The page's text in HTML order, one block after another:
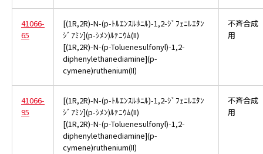
41066-
65
[(1R,2R)-N-(p-ﾄﾙｴﾝｽﾙﾎﾆﾙ)-1,2-ｼﾞﾌｪﾆﾙｴﾀﾝ
ｼﾞｱﾐﾝ](p-ｼﾒﾝ)ﾙﾃﾆｳﾑ(II)
[(1R,2R)-N-(p-Toluenesulfonyl)-1,2-
diphenylethanediamine](p-
cymene)ruthenium(II)
不斉合成
用
41066-
95
[(1R,2R)-N-(p-ﾄﾙｴﾝｽﾙﾎﾆﾙ)-1,2-ｼﾞﾌｪﾆﾙｴﾀﾝ
ｼﾞｱﾐﾝ](p-ｼﾒﾝ)ﾙﾃﾆｳﾑ(II)
[(1R,2R)-N-(p-Toluenesulfonyl)-1,2-
diphenylethanediamine](p-
cymene)ruthenium(II)
不斉合成
用